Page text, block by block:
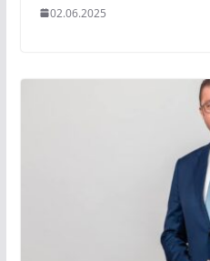
02.06.2025